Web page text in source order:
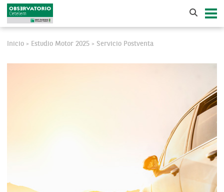
Inicio > Estudio Motor 2025 > Servicio Postventa